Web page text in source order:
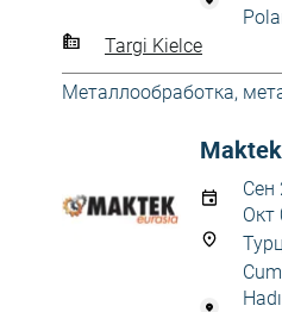
Targi Kielce
Металлообработка,
Сен
Окт